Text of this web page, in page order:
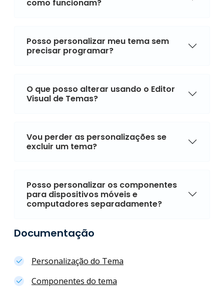
como funcionam?
Posso personalizar meu tema sem
precisar programar?
O que posso alterar usando o Editor
Visual de Temas?
Vou perder as personalizações se
excluir um tema?
Posso personalizar os componentes
para dispositivos móveis e
computadores separadamente?
Documentação
Personalização do Tema
Componentes do tema